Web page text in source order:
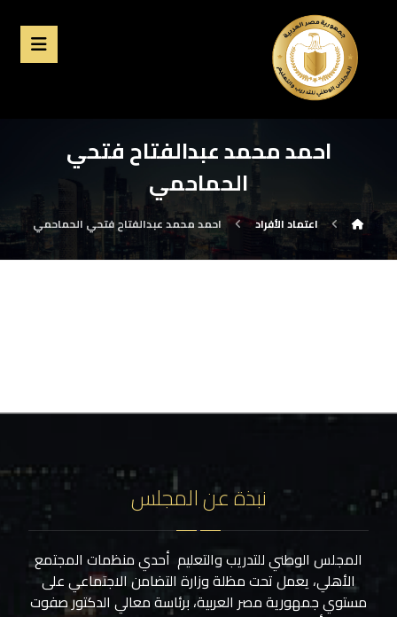
احمد محمد عبدالفتاح فتحي
الحماحمي
اعتماد الأفراد احمد محمد عبدالفتاح فتحي الحماحمي
نبذة عن المجلس
المجلس الوطني للتدريب والتعليم أحدي منظمات المجتمع
الأهلي، يعمل تحت مظلة وزارة التضامن الاجتماعي على
مستوي جمهورية مصر العربية، برئاسة معالي الدكتور صفوت